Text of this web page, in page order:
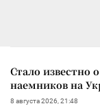
Стало известно
наемников на
8 августа 2026, 21:48